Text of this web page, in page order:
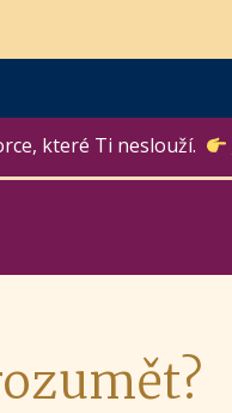
které Ti neslouží.